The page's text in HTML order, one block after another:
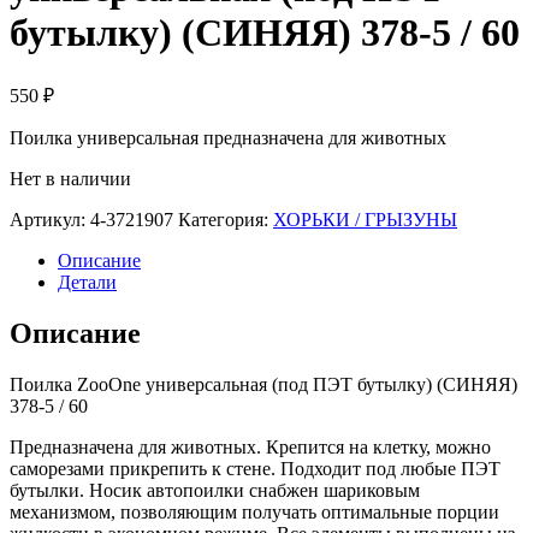
бутылку) (СИНЯЯ) 378-5 / 60
550 ₽
Поилка универсальная предназначена для животных
Нет в наличии
Артикул: 4-3721907 Категория: ХОРЬКИ / ГРЫЗУНЫ
Описание
Детали
Описание
Поилка ZooOne универсальная (под ПЭТ бутылку) (СИНЯЯ)
378-5 / 60
Предназначена для животных. Крепится на клетку, можно
саморезами прикрепить к стене. Подходит под любые ПЭТ
бутылки. Носик автопоилки снабжен шариковым
механизмом, позволяющим получать оптимальные порции